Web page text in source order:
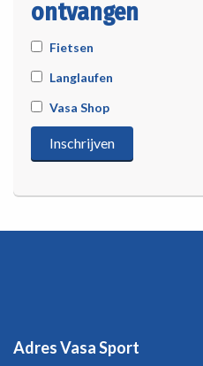
ontvangen
Fietsen
Langlaufen
Vasa Shop
Adres Vasa Sport